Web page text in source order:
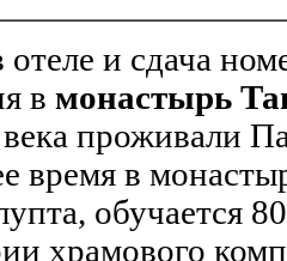
отеле и сдача
в монастырь
проживали
время в
обучается
храмового